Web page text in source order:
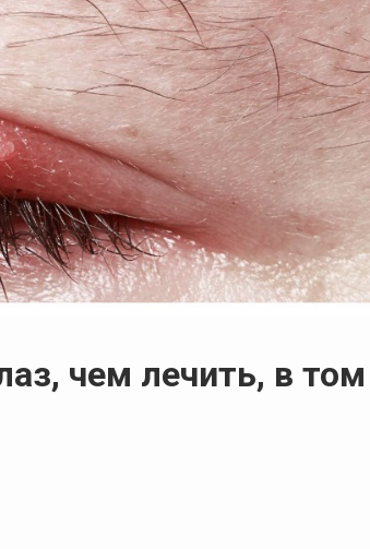
чем лечить, в том